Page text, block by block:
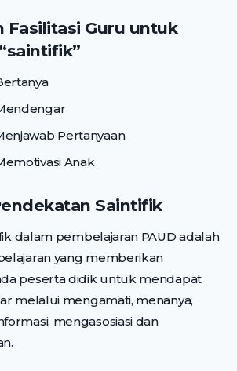
Fasilitasi Guru untuk
Pertanyaan
Anak
Saintifik
dalam pembelajaran PAUD adalah
yang memberikan
peserta didik untuk mendapat
melalui mengamati, menanya,
mengasosiasi dan